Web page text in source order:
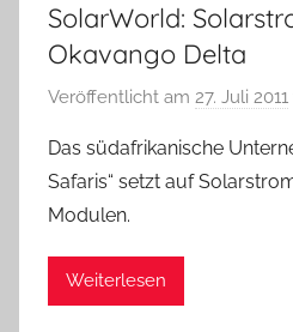
SolarWorld:
Okavango Delta
Veröffentlicht am 27. Juli 2011
Das südafrikanische
Safaris“ setzt auf
Modulen.
Weiterlesen